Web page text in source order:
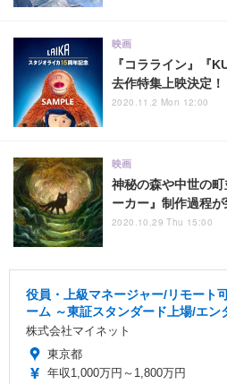
『コラライン』『
去作特集上映決定！
映画
2020.11.2 Mon 12:00
神秘の森や中世の
ーカー』制作過程
映画
2020.10.29 Thu 15:00
役員・上級マネージャー/リモート
ーム ～東証スタンダード上場/エン
株式会社マイネット
東京都
年収1,000万円～1,800万円